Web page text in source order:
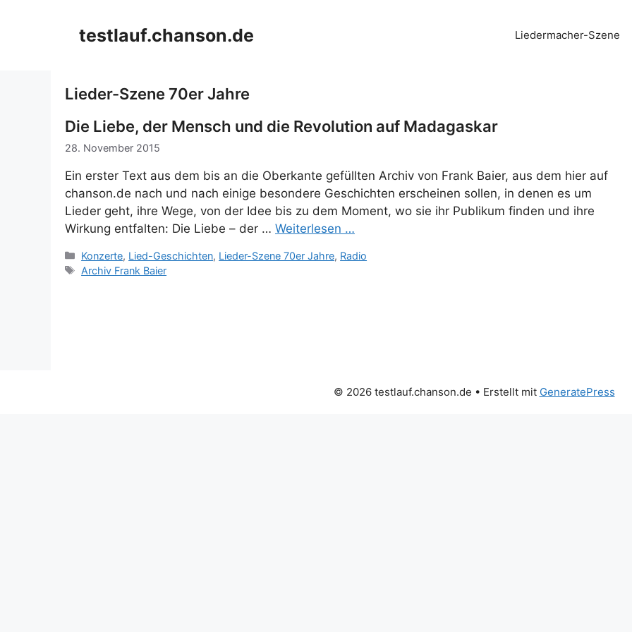
testlauf.chanson.de Liedermacher-Szene
Lieder-Szene 70er Jahre
Die Liebe, der Mensch und die Revolution auf Madagaskar
28. November 2015
Ein erster Text aus dem bis an die Oberkante gefüllten Archiv von Frank Baier, aus dem hier auf
chanson.de nach und nach einige besondere Geschichten erscheinen sollen, in denen es um
Lieder geht, ihre Wege, von der Idee bis zu dem Moment, wo sie ihr Publikum finden und ihre
Wirkung entfalten: Die Liebe – der … Weiterlesen …
Kategorien
Konzerte, Lied-Geschichten, Lieder-Szene 70er Jahre, Radio
Schlagwörter
Archiv Frank Baier
© 2026 testlauf.chanson.de • Erstellt mit GeneratePress